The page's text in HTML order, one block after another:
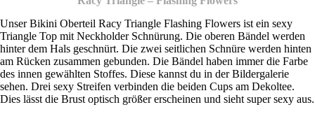
Unser Bikini Oberteil Racy Triangle Flashing Flowers ist ein sexy
Triangle Top mit Neckholder Schnürung. Die oberen Bändel werden
hinter dem Hals geschnürt. Die zwei seitlichen Schnüre werden hinten
am Rücken zusammen gebunden. Die Bändel haben immer die Farbe
des innen gewählten Stoffes. Diese kannst du in der Bildergalerie
sehen. Drei sexy Streifen verbinden die beiden Cups am Dekoltee.
Dies lässt die Brust optisch größer erscheinen und sieht super sexy aus.